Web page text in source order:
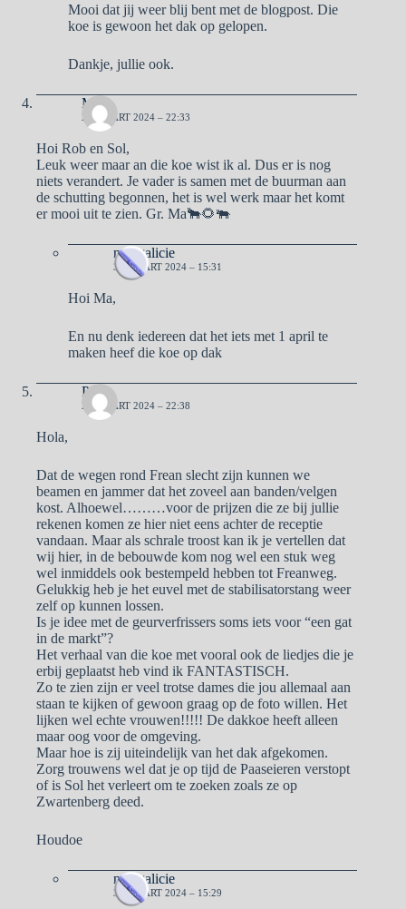
Mooi dat jij weer blij bent met de blogpost. Die
koe is gewoon het dak op gelopen.
Dankje, jullie ook.
Ma
28 MAART 2024 – 22:33
Hoi Rob en Sol,
Leuk weer maar an die koe wist ik al. Dus er is nog
niets verandert. Je vader is samen met de buurman aan
de schutting begonnen, het is wel werk maar het komt
er mooi uit te zien. Gr. Ma🐂🌻🐃
naargalicie
31 MAART 2024 – 15:31
Hoi Ma,
En nu denk iedereen dat het iets met 1 april te
maken heef die koe op dak
Pa
28 MAART 2024 – 22:38
Hola,
Dat de wegen rond Frean slecht zijn kunnen we
beamen en jammer dat het zoveel aan banden/velgen
kost. Alhoewel………voor de prijzen die ze bij jullie
rekenen komen ze hier niet eens achter de receptie
vandaan. Maar als schrale troost kan ik je vertellen dat
wij hier, in de bebouwde kom nog wel een stuk weg
wel inmiddels ook bestempeld hebben tot Freanweg.
Gelukkig heb je het euvel met de stabilisatorstang weer
zelf op kunnen lossen.
Is je idee met de geurverfrissers soms iets voor “een gat
in de markt”?
Het verhaal van die koe met vooral ook de liedjes die je
erbij geplaatst heb vind ik FANTASTISCH.
Zo te zien zijn er veel trotse dames die jou allemaal aan
staan te kijken of gewoon graag op de foto willen. Het
lijken wel echte vrouwen!!!!! De dakkoe heeft alleen
maar oog voor de omgeving.
Maar hoe is zij uiteindelijk van het dak afgekomen.
Zorg trouwens wel dat je op tijd de Paaseieren verstopt
of is Sol het verleert om te zoeken zoals ze op
Zwartenberg deed.
Houdoe
naargalicie
31 MAART 2024 – 15:29